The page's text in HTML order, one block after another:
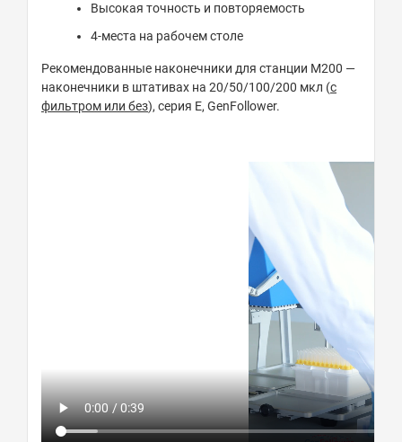
Высокая точность и повторяемость
4-места на рабочем столе
Рекомендованные наконечники для станции M200 —
наконечники в штативах на 20/50/100/200 мкл (c
фильтром или без), серия Е, GenFollower.